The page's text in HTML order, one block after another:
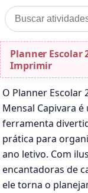
Pular para o
Buscar por:
Início»Planner
Planner Escolar
Imprimir
O Planner Escolar
Mensal Capivara é
ferramenta
prática para
ano letivo. Com
encantadoras de
ele torna o